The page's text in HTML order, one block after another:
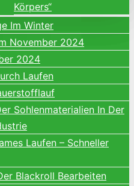
Körpers“
Im Winter
November 2024
2024
Laufen
Sohlenmaterialien In Der
Laufen – Schneller
Blackroll Bearbeiten